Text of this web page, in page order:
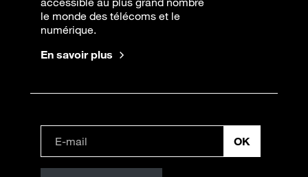
le monde des télécoms et le
numérique.
En savoir plus